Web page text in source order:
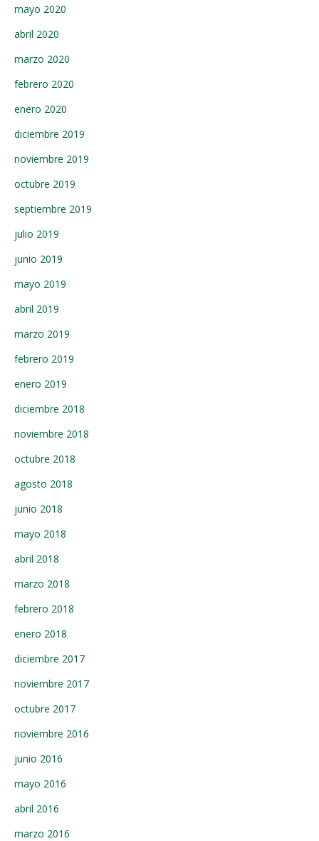
mayo 2020
abril 2020
marzo 2020
febrero 2020
enero 2020
diciembre 2019
noviembre 2019
octubre 2019
septiembre 2019
julio 2019
junio 2019
mayo 2019
abril 2019
marzo 2019
febrero 2019
enero 2019
diciembre 2018
noviembre 2018
octubre 2018
agosto 2018
junio 2018
mayo 2018
abril 2018
marzo 2018
febrero 2018
enero 2018
diciembre 2017
noviembre 2017
octubre 2017
noviembre 2016
junio 2016
mayo 2016
abril 2016
marzo 2016